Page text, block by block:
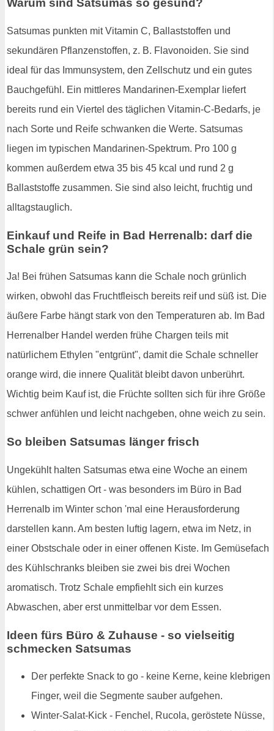
Warum sind Satsumas so gesund?
Satsumas punkten mit Vitamin C, Ballaststoffen und
sekundären Pflanzenstoffen, z. B. Flavonoiden. Sie sind
ideal für das Immunsystem, den Zellschutz und ein gutes
Bauchgefühl. Ein mittleres Mandarinen-Exemplar liefert
bereits rund ein Viertel des täglichen Vitamin-C-Bedarfs, je
nach Sorte und Reife schwanken die Werte. Satsumas
liegen im typischen Mandarinen-Spektrum. Pro 100 g
kommen außerdem etwa 35 bis 45 kcal und rund 2 g
Ballaststoffe zusammen. Sie sind also leicht, fruchtig und
alltagstauglich.
Einkauf und Reife in Bad Herrenalb: darf die
Schale grün sein?
Ja! Bei frühen Satsumas kann die Schale noch grünlich
wirken, obwohl das Fruchtfleisch bereits reif und süß ist. Die
äußere Farbe hängt stark von den Temperaturen ab. Im Bad
Herrenalber Handel werden frühe Chargen teils mit
natürlichem Ethylen "entgrünt", damit die Schale schneller
orange wird, die innere Qualität bleibt davon unberührt.
Wichtig beim Kauf ist, die Früchte sollten sich für ihre Größe
schwer anfühlen und leicht nachgeben, ohne weich zu sein.
So bleiben Satsumas länger frisch
Ungekühlt halten Satsumas etwa eine Woche an einem
kühlen, schattigen Ort - was besonders im Büro in Bad
Herrenalb im Winter schon 'mal eine Herausforderung
darstellen kann. Am besten luftig lagern, etwa im Netz, in
einer Obstschale oder in einer offenen Kiste. Im Gemüsefach
des Kühlschranks bleiben sie zwei bis drei Wochen
aromatisch. Trotz Schale empfiehlt sich ein kurzes
Abwaschen, aber erst unmittelbar vor dem Essen.
Ideen fürs Büro & Zuhause - so vielseitig
schmecken Satsumas
Der perfekte Snack to go - keine Kerne, keine klebrigen
Finger, weil die Segmente sauber aufgehen.
Winter-Salat-Kick - Fenchel, Rucola, geröstete Nüsse,